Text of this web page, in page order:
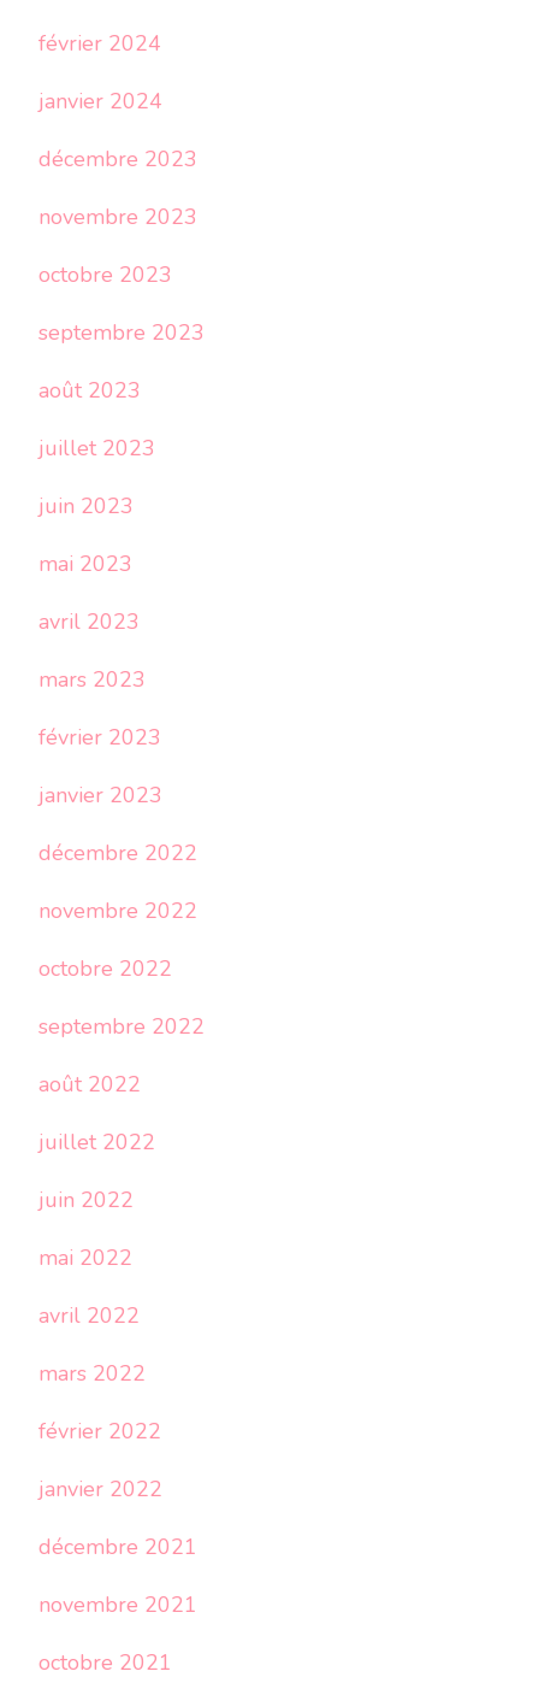
février 2024
janvier 2024
décembre 2023
novembre 2023
octobre 2023
septembre 2023
août 2023
juillet 2023
juin 2023
mai 2023
avril 2023
mars 2023
février 2023
janvier 2023
décembre 2022
novembre 2022
octobre 2022
septembre 2022
août 2022
juillet 2022
juin 2022
mai 2022
avril 2022
mars 2022
février 2022
janvier 2022
décembre 2021
novembre 2021
octobre 2021